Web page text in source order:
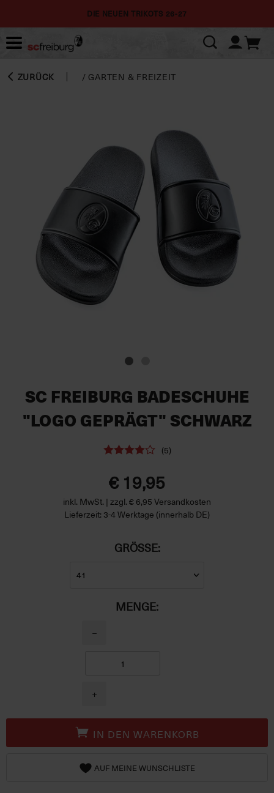
DIE NEUEN TRIKOTS 26-27
ZURÜCK / GARTEN & FREIZEIT
SC FREIBURG BADESCHUHE
"LOGO GEPRÄGT" SCHWARZ
(5)
€ 19,95
inkl. MwSt. | zzgl. € 6,95 Versandkosten
Lieferzeit: 3-4 Werktage (innerhalb DE)
GRÖSSE:
MENGE:
−
+
IN DEN WARENKORB
AUF MEINE WUNSCHLISTE